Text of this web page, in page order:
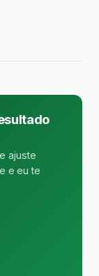
ajuste
e eu te